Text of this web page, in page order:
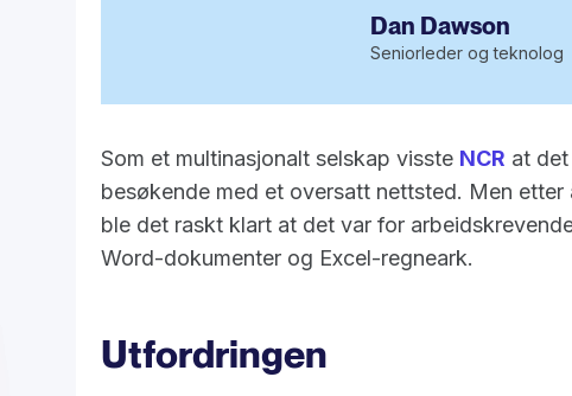
Dan Dawson
Seniorleder og teknolog
Som et multinasjonalt selskap visste NCR at
besøkende med et oversatt nettsted. Men
ble det raskt klart at det var for
Word-dokumenter og Excel-regneark.
Utfordringen